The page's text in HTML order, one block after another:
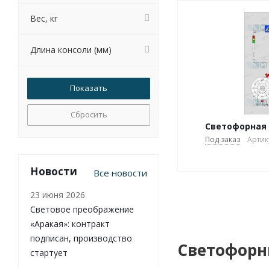
Светофорная
Под заказ
Вес, кг
Длина консоли (мм)
Сбросить
Новости Все новости
23 июня 2026
Световое преображение
«Аракая»: контракт
подписан, производство
стартует